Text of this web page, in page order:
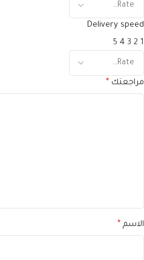
Delivery speed
1
2
3
4
5
مراجعتك *
الاسم *